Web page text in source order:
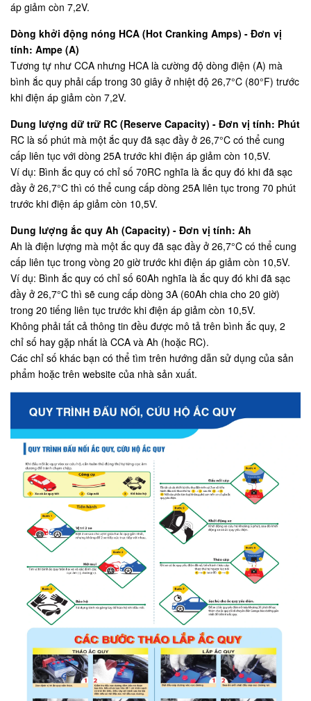
áp giảm còn 7,2V.
Dòng khởi động nóng HCA (Hot Cranking Amps) - Đơn vị
tính: Ampe (A)
Tương tự như CCA nhưng HCA là cường độ dòng điện (A) mà
bình ắc quy phải cấp trong 30 giây ở nhiệt độ 26,7°C (80°F) trước
khi điện áp giảm còn 7,2V.
Dung lượng dữ trữ RC (Reserve Capacity) - Đơn vị tính: Phút
RC là số phút mà một ắc quy đã sạc đầy ở 26,7°C có thể cung
cấp liên tục với dòng 25A trước khi điện áp giảm còn 10,5V.
Ví dụ: Bình ắc quy có chỉ số 70RC nghĩa là ắc quy đó khi đã sạc
đầy ở 26,7°C thì có thể cung cấp dòng 25A liên tục trong 70 phút
trước khi điện áp giảm còn 10,5V.
Dung lượng ắc quy Ah (Capacity) - Đơn vị tính: Ah
Ah là điện lượng mà một ắc quy đã sạc đầy ở 26,7°C có thể cung
cấp liên tục trong vòng 20 giờ trước khi điện áp giảm còn 10,5V.
Ví dụ: Bình ắc quy có chỉ số 60Ah nghĩa là ắc quy đó khi đã sạc
đầy ở 26,7°C thì sẽ cung cấp dòng 3A (60Ah chia cho 20 giờ)
trong 20 tiếng liên tục trước khi điện áp giảm còn 10,5V.
Không phải tất cả thông tin đều được mô tả trên bình ắc quy, 2
chỉ số hay gặp nhất là CCA và Ah (hoặc RC).
Các chỉ số khác bạn có thể tìm trên hướng dẫn sử dụng của sản
phẩm hoặc trên website của nhà sản xuất.